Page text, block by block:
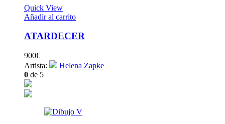
Quick View
Añadir al carrito
ATARDECER
900€
Artista:
Helena Zapke
0 de 5